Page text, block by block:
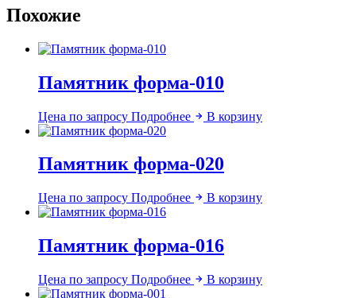
Похожие
Памятник форма-010
Цена по запросу Подробнее В корзину
Памятник форма-020
Цена по запросу Подробнее В корзину
Памятник форма-016
Цена по запросу Подробнее В корзину